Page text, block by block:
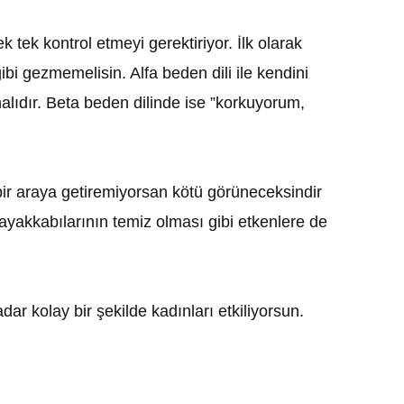
tek kontrol etmeyi gerektiriyor. İlk olarak
gezmemelisin. Alfa beden dili ile kendini
Beta beden dilinde ise ”korkuyorum,
araya getiremiyorsan kötü görüneceksindir
temiz olması gibi etkenlere de
kolay bir şekilde kadınları etkiliyorsun.